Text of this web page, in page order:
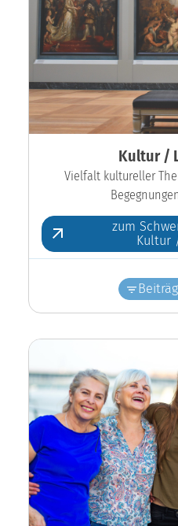
Kultur /
Vielfalt kultureller
zum
Kultur